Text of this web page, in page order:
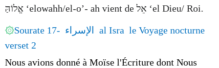
אֱלוֹהַּ ‘elowahh/el-o’- ah vient de אֵל ‘el Dieu/ Roi.
۞Sourate 17- الإسراء al Isra le Voyage nocturne
verset 2
Nous avions donné à Moïse l'Écriture dont Nous